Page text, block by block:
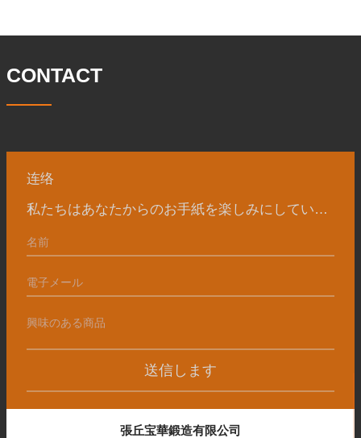
電、石油機械部品、建設機械、鉱業、冶
CONTACT
连络
私たちはあなたからのお手紙を楽しみにしています
送信します
張丘宝華鍛造有限公司